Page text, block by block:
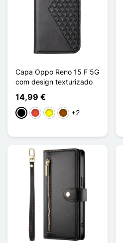
Capa Oppo Reno 15 F 5G
com design texturizado
14,99 €
PretoVermelho
AmareloCastanho
+2